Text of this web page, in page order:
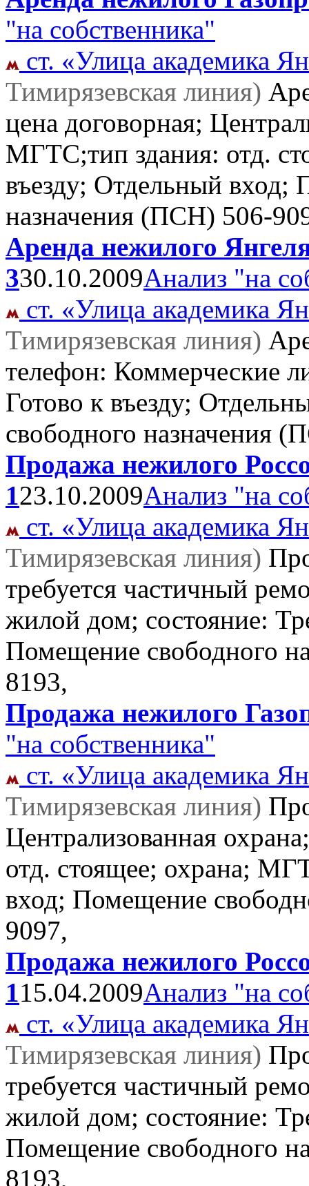
"на собственника"
ст. «Улица академика
Тимирязевская линия)
цена договорная;
МГТС;тип здания: отд.
въезду; Отдельный вход;
назначения (ПСН) 506-
Аренда нежилого
330.10.2009Анализ "на
ст. «Улица академика
Тимирязевская линия)
телефон: Коммерческие
Готово к въезду;
свободного назначения
Продажа нежилого
123.10.2009Анализ "на
ст. «Улица академика
Тимирязевская линия)
требуется частичный
жилой дом; состояние:
Помещение свободного
8193,
Продажа нежилого
"на собственника"
ст. «Улица академика
Тимирязевская линия)
Централизованная
отд. стоящее; охрана;
вход; Помещение
9097,
Продажа нежилого
115.04.2009Анализ "на
ст. «Улица академика
Тимирязевская линия)
требуется частичный
жилой дом; состояние:
Помещение свободного
8193,